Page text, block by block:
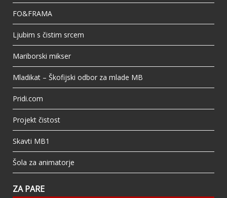
FO&FRAMA
Ljubim s čistim srcem
Mariborski mikser
Mladikat – Škofijski odbor za mlade MB
Pridi.com
Projekt čistost
Skavti MB1
Šola za animatorje
ZA PARE